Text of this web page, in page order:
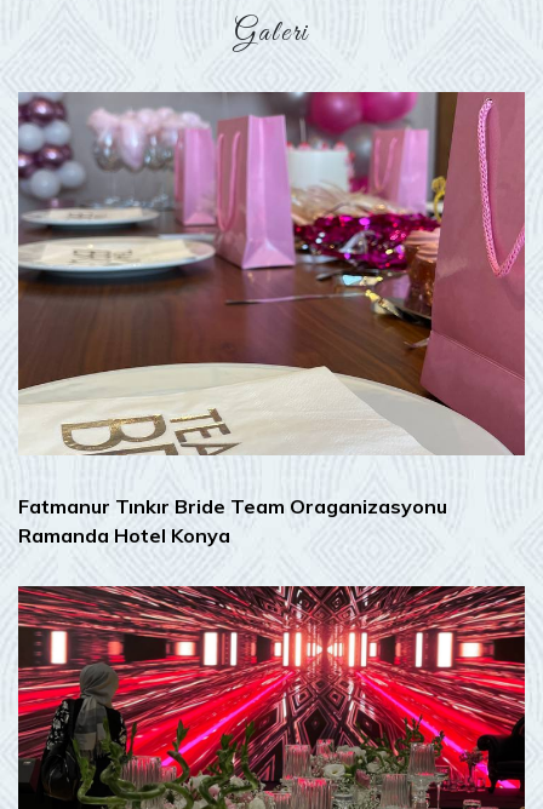
Galeri
Fatmanur Tınkır Bride Team Oraganizasyonu
Ramanda Hotel Konya